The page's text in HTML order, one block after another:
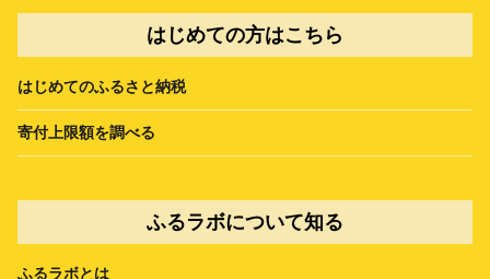
はじめての方はこちら
はじめてのふるさと納税
寄付上限額を調べる
ふるラボについて知る
ふるラボとは